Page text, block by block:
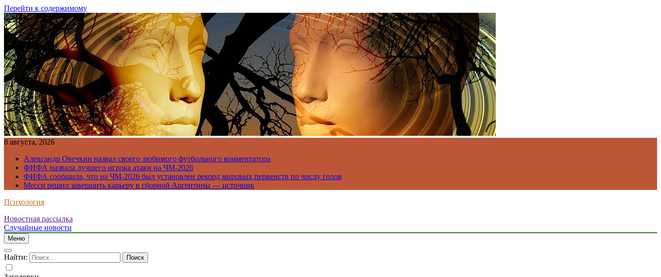
Перейти к содержимому
8 августа, 2026
Александр Овечкин назвал своего любимого футбольного комментатора
ФИФА назвала лучшего игрока атаки на ЧМ-2026
ФИФА сообщила, что на ЧМ-2026 был установлен рекорд мировых первенств по числу голов
Месси решил завершить карьеру в сборной Аргентины — источник
Психология
Новостная рассылка
Случайные новости
Меню
Найти: